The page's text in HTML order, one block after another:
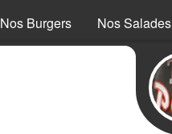
Nos Burgers Nos Salades